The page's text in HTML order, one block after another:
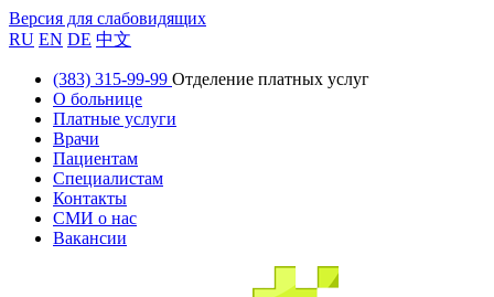
Версия для слабовидящих
RU EN DE 中文
(383) 315-99-99 Отделение платных услуг
О больнице
Платные услуги
Врачи
Пациентам
Специалистам
Контакты
СМИ о нас
Вакансии